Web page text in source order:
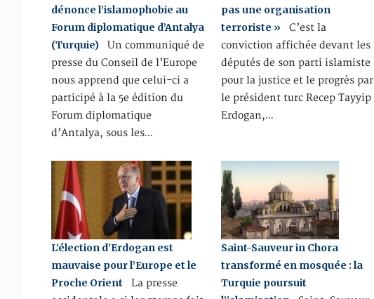
dénonce l’islamophobie au
Forum diplomatique d’Antalya
(Turquie)Un communiqué de
presse du Conseil de l’Europe
nous apprend que celui-ci a
participé à la 5e édition du
Forum diplomatique
d’Antalya, sous les…
pas une organisation
terroriste » C’est la
conviction affichée devant les
députés de son parti islamiste
pour la justice et le progrès par
le président turc Recep Tayyip
Erdogan,…
L’élection d’Erdogan est
mauvaise pour l’Europe et le
Proche Orient La presse
Saint-Sauveur in Chora
transformé en mosquée : la
Turquie poursuit